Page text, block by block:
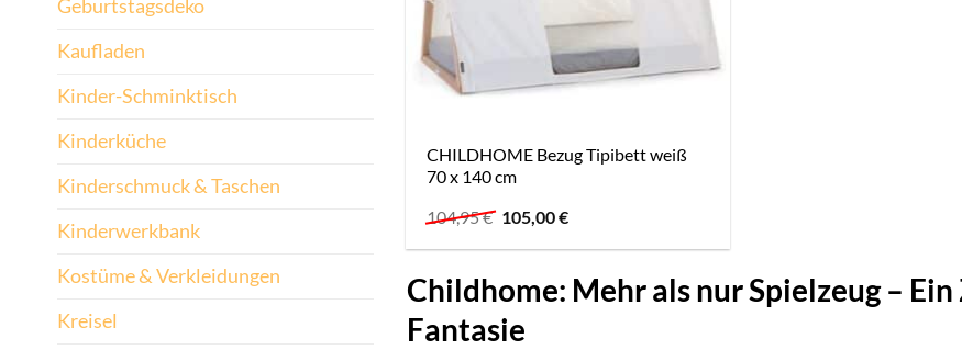
Geburtstagsdeko
Kaufladen
Kinder-Schminktisch
Kinderküche
Kinderschmuck & Taschen
Kinderwerkbank
Kostüme & Verkleidungen
Kreisel
CHILDHOME Bezug Tipibett weiß
70 x 140 cm
104,95€ Ursprünglicher
Preis
war:
105,00€Aktueller
ist:
Childhome: Mehr als nur Spielzeug –
Fantasie